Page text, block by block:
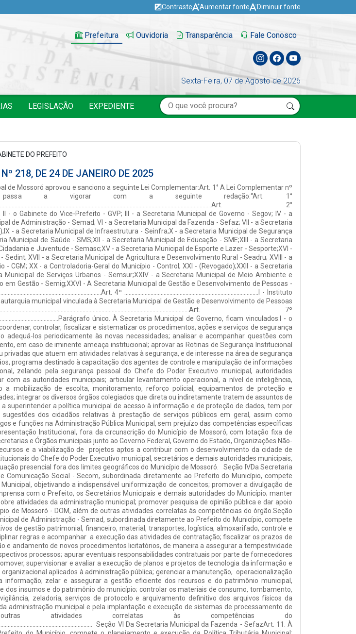
Contraste Aumentar fonte Diminuir fonte
Prefeitura Ouvidoria Transparência Fale Conosco
Sexta-Feira, 07 de Agosto de 2026
LEGISLAÇÃO EXPEDIENTE
DO PREFEITO
218, DE 24 DE JANEIRO DE 2025
de acesso à informação e de proteção de dados, tem por finalidade receber, encaminhar e acompanhar denúncias, reclamações e sugestões dos cidadãos relativas à prestação de serviços públicos em geral, assim como representações contra o exercício negligente ou abusivo dos cargos, empregos e funções na Administração Pública Municipal, sem prejuízo das competências específicas de outros órgãos da Administração do Município. III - os Escritórios de Representação Institucional, fora da circunscrição do Município de Mossoró, com lotação fixa de servidores, destinados a otimizar a articulação multissetorial que envolva Secretarias e Órgãos municipais junto ao Governo Federal, Governo do Estado, Organizações Não-Governamentais e órgãos afins, competindo-lhes facilitar a captação de recursos e a viabilização de projetos aptos a contribuir com o desenvolvimento da cidade de Mossoró, além de servir como ponto de apoio para reuniões e encontros institucionais do Chefe do Poder Executivo municipal, secretários e demais autoridades municipais, utilizando-se como ponto estratégico para diligências que necessitam de atuação presencial fora dos limites geográficos do Município de Mossoró. Seção IVDa Secretaria Municipal de Comunicação Social - SecomArt. 8º À Secretaria Municipal de Comunicação Social - Secom, subordinada diretamente ao Prefeito do Município, compete planejar, executar e orientar a política de comunicação social da Prefeitura Municipal, objetivando a indispensável uniformização de conceitos; promover a divulgação de atos e atividades da administração municipal; facilitar a comunicação da imprensa com o Prefeito, os Secretários Municipais e demais autoridades do Município; manter arquivo ordenado e sistematizado de notícias e comentários da imprensa sobre atividades da administração municipal; promover pesquisa de opinião pública e dar apoio operacional à publicação dos atos e expedientes no Diário Oficial do Município de Mossoró - DOM, além de outras atividades correlatas às competências do órgão.Seção VDa Secretaria Municipal de Administração - SemadArt. 9º À Secretaria Municipal de Administração - Semad, subordinada diretamente ao Prefeito do Município, compete o planejamento, desenvolvimento e coordenação dos sistemas administrativos de gestão patrimonial, financeiro, material, transportes, logística, almoxarifado, controle e comunicações internas, no âmbito da Administração Pública Municipal; disciplinar regras e acompanhar a execução das atividades de contratação; fiscalizar os prazos de validade dos contratos e monitorar a tramitação de prorrogação, instauração e andamento de novos procedimentos licitatórios, de maneira a assegurar a tempestividade das contratações e a execução das rotinas administrativas inerentes aos respectivos processos; apurar eventuais responsabilidades contratuais por parte de fornecedores e prestadores de serviços, zelando pela aplicação de eventuais sanções; promover, supervisionar e avaliar a execução de planos e projetos de tecnologia da informação e promover a modernização administrativa do Município e o desenvolvimento organizacional aplicados à administração pública; gerenciar a manutenção, operacionalização e guarda dos bens móveis, equipamentos de informática e tecnologia da informação; zelar e assegurar a gestão eficiente dos recursos e do patrimônio municipal, instituindo rotinas e procedimentos aptos a identificar a utilização ineficiente dos insumos e do patrimônio do município; controlar os materiais de consumo, tombamento, registro, inventário, proteção e conservação dos bens móveis e imóveis; vigilância, zeladoria, serviços de protocolo e arquivamento definitivo dos arquivos físicos da Prefeitura; manutenção da frota de veículos e equipamentos de uso geral da administração municipal e pela implantação e execução de sistemas de processamento de dados da Prefeitura, além de outras atividades correlatas às competências do órgão................................................................................................................................................................................................................... Seção VI Da Secretaria Municipal da Fazenda - SefazArt. 11. À Secretaria Municipal da Fazenda - Sefaz, subordinada diretamente ao Prefeito do Município, compete o planejamento e execução da Política Tributária Municipal; fiscalização, lançamento, cobrança e arrecadação dos tributos municipais; prover o município de receitas próprias para a consecução de suas políticas públicas e ações governamentais; a inscrição, manutenção e atualização do cadastro de contribuintes mobiliário e imobiliário; a orientação e aplicação da legislação tributária municipal; o desenvolvimento de programas de conscientização da população sobre a função social dos tributos e de promoção da justiça fiscal, além de outras atividades correlatas às competências do órgão.....................................................................................................................................................................................................................Seção VIIDa Secretaria Municipal de Planejamento, Orçamento e Finanças - SeplanArt. 12. À Secretaria Municipal de Planejamento, Orçamento e Finanç